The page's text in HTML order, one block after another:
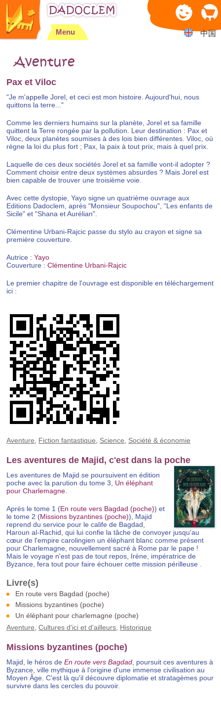
Jump to navigation
Menu 中国
Aventure
Pax et Viloc
"Je m'appelle Jorel, et ceci est mon histoire. Aujourd'hui, nous
quittons la terre..."
Comme les derniers humains sur la planète, Jorel et sa famille
quittent la Terre rongée par la pollution. Leur destination : Pax et
Viloc, deux planètes soumises à des lois bien différentes. Viloc, où
règne la loi du plus fort ; Pax, la paix à tout prix, mais à quel prix.
Laquelle de ces deux sociétés Jorel et sa famille vont-il adopter ?
Comment choisir entre deux systèmes absurdes ? Mais Jorel est
bien capable de trouver une troisième voie.
Avec cette dystopie, Yayo signe un quatrième ouvrage aux
Editions Dadoclem, après "Monsieur Soupochou", "Les enfants de
Sicile" et "Shana et Aurélian".
Clémentine Urbani-Rajcic passe du stylo au crayon et signe sa
première couverture.
Autrice :Yayo
Couverture :Clémentine Urbani-Rajcic
Le premier chapitre de l'ouvrage est disponible en téléchargement
ici :
Aventure Fiction fantastique Science Société & économie
Les aventures de Majid, c'est dans la poche
Les aventures de Majid se poursuivent en édition
poche avec la parution du tome 3, Un éléphant
pour Charlemagne
Après le tome 1 (En route vers Bagdad (poche)) et
le tome 2 (Missions byzantines (poche)), Majid
reprend du service pour le calife de Bagdad,
Haroun al-Rachid, qui lui confie la tâche de convoyer jusqu'au
cœur de l'empire carolingien un éléphant blanc comme présent
pour Charlemagne, nouvellement sacré à Rome par le pape !
Mais le voyage n'est pas de tout repos, Irène, impératrice de
Byzance, fera tout pour faire échouer cette mission périlleuse .
En route vers Bagdad (poche)
Missions byzantines (poche)
Un éléphant pour charlemagne (poche)
Aventure ,Cultures d'ici et d'ailleurs Historique
Missions byzantines (poche)
Majid, le héros deEn route vers Bagdad , poursuit ces aventures à
Byzance, ville mythique à l'origine d'une immense civilisation au
Moyen Âge. C'est là qu'il découvre diplomatie et stratagèmes pour
survivre dans les cercles du pouvoir.